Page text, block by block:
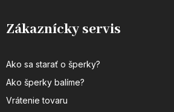
Zákaznícky servis
Ako sa starať o šperky?
Ako šperky balíme?
Vrátenie tovaru